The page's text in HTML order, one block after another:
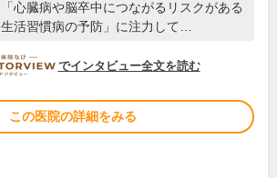
「心臓病や脳卒中につながるリスクがある
生活習慣病の予防」に注力して…
DOCTORVIEW
でインタビュー全文を読む
この医院の詳細をみる